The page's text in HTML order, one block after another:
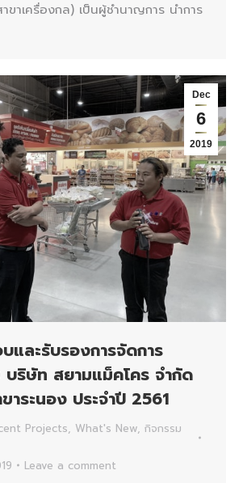
ขาเครื่องกล) เป็นผู้ชำนาญการ นำการ
Dec
6
2019
และรับรองการจัดการ
ริษัท สยามแม็คโคร จำกัด
าระนอง ประจำปี 2561
Projects, What's New, กิจกรรม
Leave a comment